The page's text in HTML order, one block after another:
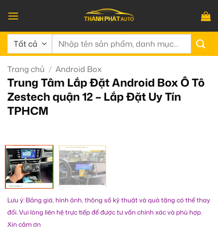
qua
nội
dung
Tìm
Trang chủ / Android Box
Trung Tâm Lắp Đặt Android Box Ô Tô
Zestech quận 12 – Lắp Đặt Uy Tín
TPHCM
Lưu ý: Bảng giá, hình ảnh, thông số kỹ thuật và quà tặng có thể thay
đổi. Vui lòng liên hệ trực tiếp để được tư vấn chính xác và phù hợp.
Xin cảm ơn